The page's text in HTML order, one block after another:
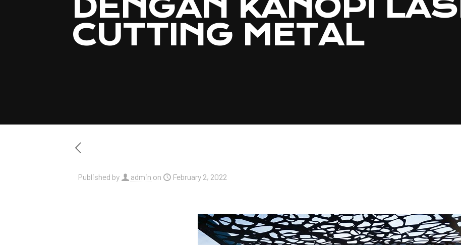
DENGAN KANOPI
CUTTING METAL
Published by admin on February 2, 2022